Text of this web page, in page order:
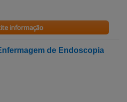
informação
de Endoscopia